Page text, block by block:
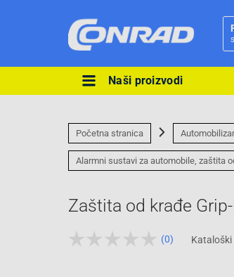
Ova postavka
Naši proizvodi
Početna stranica
Alarmni sustavi za automobile, zaštita
Zaštita od krađe
(0) Kataloški